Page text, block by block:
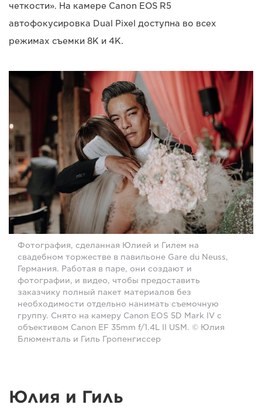
четкости». На камере Canon EOS R5
автофокусировка Dual Pixel доступна во всех
режимах съемки 8K и 4K.
Фотография, сделанная Юлией и Гилем на
свадебном торжестве в павильоне Gare du Neuss,
Германия. Работая в паре, они создают и
фотографии, и видео, чтобы предоставить
заказчику полный пакет материалов без
необходимости отдельно нанимать съемочную
группу. Снято на камеру Canon EOS 5D Mark IV с
объективом Canon EF 35mm f/1.4L II USM. © Юлия
Блюменталь и Гиль Гропенгиссер
Юлия и Гиль